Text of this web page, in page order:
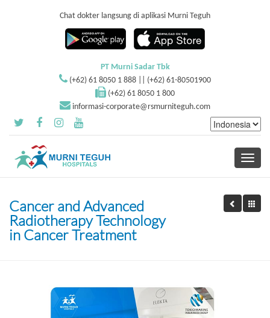
Chat dokter langsung di aplikasi Murni Teguh
PT Murni Sadar Tbk
(+62) 61 8050 1 888 || (+62) 61-80501900
(+62) 61 8050 1 800
informasi-corporate@rsmurniteguh.com
Toggle
Cancer and Advanced
Radiotherapy Technology
in Cancer Treatment